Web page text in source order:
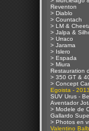
Reventon
> Diablo
> Countach
> LM &
> Jalpa &
> Urraco
> Jarama
> Islero
> Espada
> Miura
Restauration
> 350 GT &
> Concept
Egoista - 2013
SUV Urus -
Aventador
> Modele de
Gallardo
> Photos en
Valentino